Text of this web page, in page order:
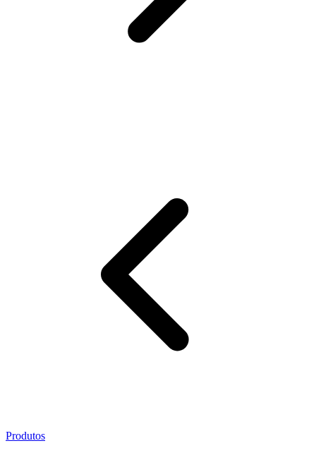
Produtos